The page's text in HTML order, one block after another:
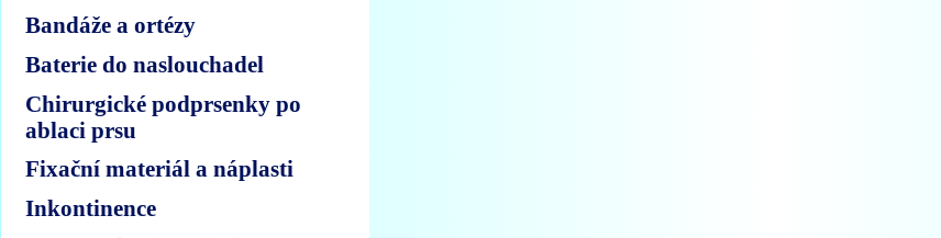
Bandáže a ortézy
Baterie do naslouchadel
Chirurgické podprsenky po
ablaci prsu
Fixační materiál a náplasti
Inkontinence